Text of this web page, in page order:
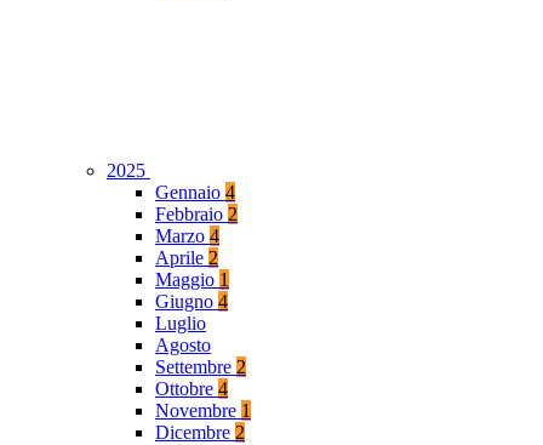
2025
Gennaio 4
Febbraio 2
Marzo 4
Aprile 2
Maggio 1
Giugno 4
Luglio
Agosto
Settembre 2
Ottobre 4
Novembre 1
Dicembre 2